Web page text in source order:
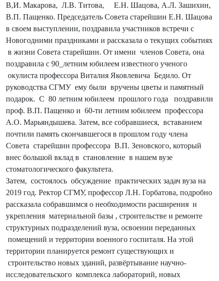
В,И. Макарова, Л.В. Титова,
Е.Н. Шацова, А.Л. Зашихин,
В.П. Пащенко. Председатель Совета старейшин Е.Н. Шацова
в своем выступлении, поздравила участников встречи с
Новогодними праздниками и рассказала о текущих событиях
в жизни Совета старейшин. От имени членов Совета, она
поздравила с 90_летним юбилеем известного ученого
окулиста профессора Виталия Яковлевича Бедило. От
руководства СГМУ ему были вручены цветы и памятный
подарок. С 80 летним юбилеем прошлого года
поздравили
проф. В.П. Пащенко и 60-ти летним юбилеем профессора
А.О. Марьяндышева. Затем, все собравшиеся, вставанием
почтили память скончавшегося в прошлом году члена
Совета старейшин профессора В.П. Зеновского, который
внес большой вклад в становление в нашем вузе
стоматологического факультета.
Затем, состоялось обсуждение практических задач вуза на
2019 год. Ректор СГМУ, профессор Л.Н. Горбатова, подробно
рассказала собравшимся о необходимости расширения и
укрепления материальной базы , строительстве и ремонте
структурных подразделений вуза, освоении переданных
помещений и территории военного госпиталя. На этой
территории планируется ремонт существующих и
строительство новых зданий, развёртывание научно-
исследовательского комплекса лабораторий, новых